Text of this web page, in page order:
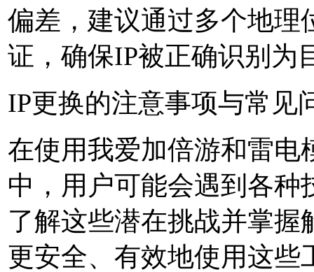
偏差，建议通过多个地理
证，确保IP被正确识别为
IP更换的注意事项与常见
在使用我爱加倍游和雷电
中，用户可能会遇到各种
了解这些潜在挑战并掌握
更安全、有效地使用这些